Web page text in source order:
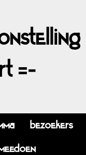
=-
bezoekers